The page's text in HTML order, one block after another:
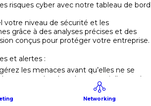
risques cyber avec notre tableau de bord
votre niveau de sécurité et les
grâce à des analyses précises et des
conçus pour protéger votre entreprise.
et alertes :
les menaces avant qu’elles ne se
avec des données sectorielles et des
personnalisées.
Networking